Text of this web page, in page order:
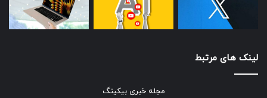
لینک های مرتبط
مجله خبری بیکینگ